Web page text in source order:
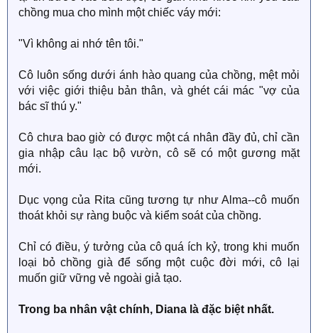
chồng mua cho mình một chiếc váy mới:
"Vì không ai nhớ tên tôi."
Cô luôn sống dưới ánh hào quang của chồng, mệt mỏi
với việc giới thiệu bản thân, và ghét cái mác "vợ của
bác sĩ thú y."
Cô chưa bao giờ có được một cá nhân đầy đủ, chỉ cần
gia nhập câu lạc bộ vườn, cô sẽ có một gương mặt
mới.
Dục vọng của Rita cũng tương tự như Alma--cô muốn
thoát khỏi sự ràng buộc và kiểm soát của chồng.
Chỉ có điều, ý tưởng của cô quá ích kỷ, trong khi muốn
loại bỏ chồng già để sống một cuộc đời mới, cô lại
muốn giữ vững vẻ ngoài giả tạo.
Trong ba nhân vật chính, Diana là đặc biệt nhất.